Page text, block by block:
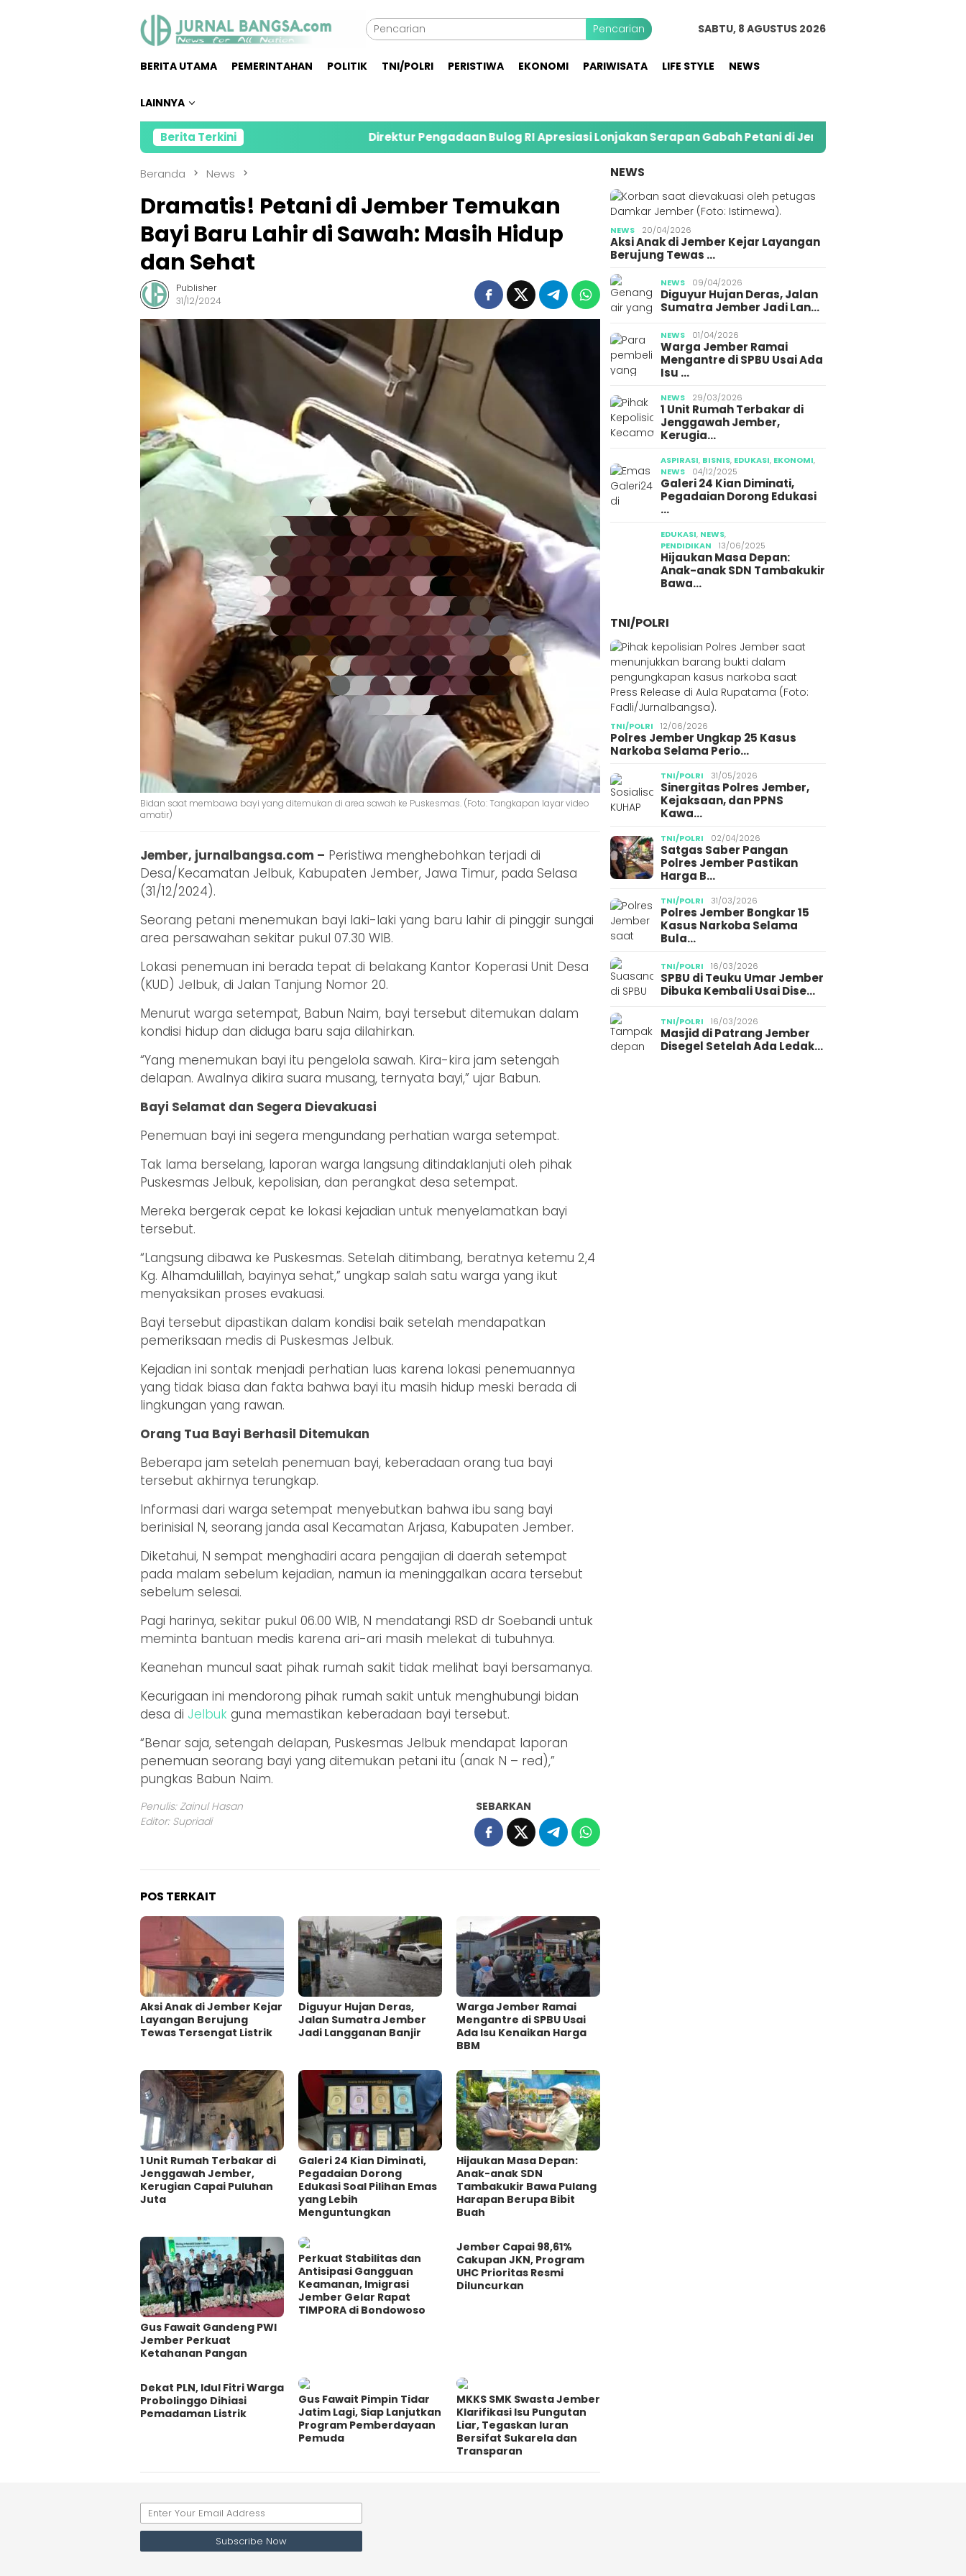
Pencarian SABTU, 8 AGUSTUS 2026
BERITA UTAMA PEMERINTAHAN POLITIK TNI/POLRI PERISTIWA EKONOMI PARIWISATA LIFE STYLE NEWS
LAINNYA
Berita Terkini Direktur Pengadaan Bulog RI Apresiasi Lonjakan Serapan Gabah Petani di Jember Kolaborasi Alfamart dan
Beranda News
Dramatis! Petani di Jember Temukan
Bayi Baru Lahir di Sawah: Masih Hidup
dan Sehat
Publisher
31/12/2024
Bidan saat membawa bayi yang ditemukan di area sawah ke Puskesmas. (Foto: Tangkapan layar video
amatir)
Jember, jurnalbangsa.com – Peristiwa menghebohkan terjadi di
Desa/Kecamatan Jelbuk, Kabupaten Jember, Jawa Timur, pada Selasa
(31/12/2024).
Seorang petani menemukan bayi laki-laki yang baru lahir di pinggir sungai
area persawahan sekitar pukul 07.30 WIB.
Lokasi penemuan ini berada tepat di belakang Kantor Koperasi Unit Desa
(KUD) Jelbuk, di Jalan Tanjung Nomor 20.
Menurut warga setempat, Babun Naim, bayi tersebut ditemukan dalam
kondisi hidup dan diduga baru saja dilahirkan.
“Yang menemukan bayi itu pengelola sawah. Kira-kira jam setengah
delapan. Awalnya dikira suara musang, ternyata bayi,” ujar Babun.
Bayi Selamat dan Segera Dievakuasi
Penemuan bayi ini segera mengundang perhatian warga setempat.
Tak lama berselang, laporan warga langsung ditindaklanjuti oleh pihak
Puskesmas Jelbuk, kepolisian, dan perangkat desa setempat.
Mereka bergerak cepat ke lokasi kejadian untuk menyelamatkan bayi
tersebut.
“Langsung dibawa ke Puskesmas. Setelah ditimbang, beratnya ketemu 2,4
Kg. Alhamdulillah, bayinya sehat,” ungkap salah satu warga yang ikut
menyaksikan proses evakuasi.
Bayi tersebut dipastikan dalam kondisi baik setelah mendapatkan
pemeriksaan medis di Puskesmas Jelbuk.
Kejadian ini sontak menjadi perhatian luas karena lokasi penemuannya
yang tidak biasa dan fakta bahwa bayi itu masih hidup meski berada di
lingkungan yang rawan.
Orang Tua Bayi Berhasil Ditemukan
Beberapa jam setelah penemuan bayi, keberadaan orang tua bayi
tersebut akhirnya terungkap.
Informasi dari warga setempat menyebutkan bahwa ibu sang bayi
berinisial N, seorang janda asal Kecamatan Arjasa, Kabupaten Jember.
Diketahui, N sempat menghadiri acara pengajian di daerah setempat
pada malam sebelum kejadian, namun ia meninggalkan acara tersebut
sebelum selesai.
Pagi harinya, sekitar pukul 06.00 WIB, N mendatangi RSD dr Soebandi untuk
meminta bantuan medis karena ari-ari masih melekat di tubuhnya.
Keanehan muncul saat pihak rumah sakit tidak melihat bayi bersamanya.
Kecurigaan ini mendorong pihak rumah sakit untuk menghubungi bidan
desa di Jelbuk guna memastikan keberadaan bayi tersebut.
“Benar saja, setengah delapan, Puskesmas Jelbuk mendapat laporan
penemuan seorang bayi yang ditemukan petani itu (anak N – red),”
pungkas Babun Naim.
Penulis: Zainul Hasan
Editor: Supriadi
SEBARKAN
POS TERKAIT
Aksi Anak di Jember Kejar
Layangan Berujung
Tewas Tersengat Listrik
Diguyur Hujan Deras,
Jalan Sumatra Jember
Jadi Langganan Banjir
Warga Jember Ramai
Mengantre di SPBU Usai
Ada Isu Kenaikan Harga
BBM
1 Unit Rumah Terbakar di
Jenggawah Jember,
Kerugian Capai Puluhan
Juta
Galeri 24 Kian Diminati,
Pegadaian Dorong
Edukasi Soal Pilihan Emas
yang Lebih
Menguntungkan
Hijaukan Masa Depan:
Anak-anak SDN
Tambakukir Bawa Pulang
Harapan Berupa Bibit
Buah
Gus Fawait Gandeng PWI
Jember Perkuat
Ketahanan Pangan
Perkuat Stabilitas dan
Antisipasi Gangguan
Keamanan, Imigrasi
Jember Gelar Rapat
TIMPORA di Bondowoso
Jember Capai 98,61%
Cakupan JKN, Program
UHC Prioritas Resmi
Diluncurkan
Dekat PLN, Idul Fitri Warga
Probolinggo Dihiasi
Pemadaman Listrik
Gus Fawait Pimpin Tidar
Jatim Lagi, Siap Lanjutkan
Program Pemberdayaan
Pemuda
MKKS SMK Swasta Jember
Klarifikasi Isu Pungutan
Liar, Tegaskan Iuran
Bersifat Sukarela dan
Transparan
NEWS
NEWS 20/04/2026
Aksi Anak di Jember Kejar Layangan
Berujung Tewas …
NEWS 09/04/2026
Diguyur Hujan Deras, Jalan
Sumatra Jember Jadi Lan…
NEWS 01/04/2026
Warga Jember Ramai
Mengantre di SPBU Usai Ada
Isu …
NEWS 29/03/2026
1 Unit Rumah Terbakar di
Jenggawah Jember,
Kerugia…
ASPIRASI, BISNIS, EDUKASI, EKONOMI,
NEWS
04/12/2025
Galeri 24 Kian Diminati,
Pegadaian Dorong Edukasi
…
EDUKASI, NEWS,
PENDIDIKAN
13/06/2025
Hijaukan Masa Depan:
Anak-anak SDN Tambakukir
Bawa…
TNI/POLRI
TNI/POLRI 12/06/2026
Polres Jember Ungkap 25 Kasus
Narkoba Selama Perio…
TNI/POLRI 31/05/2026
Sinergitas Polres Jember,
Kejaksaan, dan PPNS
Kawa…
TNI/POLRI 02/04/2026
Satgas Saber Pangan
Polres Jember Pastikan
Harga B…
TNI/POLRI 31/03/2026
Polres Jember Bongkar 15
Kasus Narkoba Selama
Bula…
TNI/POLRI 16/03/2026
SPBU di Teuku Umar Jember
Dibuka Kembali Usai Dise…
TNI/POLRI 16/03/2026
Masjid di Patrang Jember
Disegel Setelah Ada Ledak…